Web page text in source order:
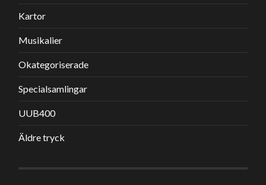
Kartor
Musikalier
Okategoriserade
Specialsamlingar
UUB400
Äldre tryck